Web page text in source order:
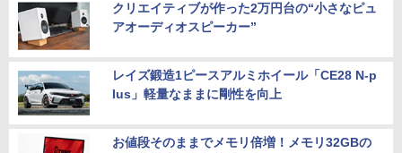
クリエイティブが作った2万円台の“小さなピュ
アオーディオスピーカー”
レイズ鍛造1ピースアルミホイール「CE28 N-p
lus」軽量なままに剛性を向上
お値段そのままでメモリ倍増！メモリ32GBの